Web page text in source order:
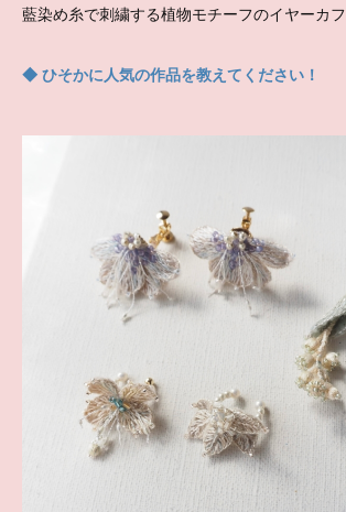
藍染め糸で刺繍する植物モチーフのイヤーカフ
◆ ひそかに人気の作品を教えてください！